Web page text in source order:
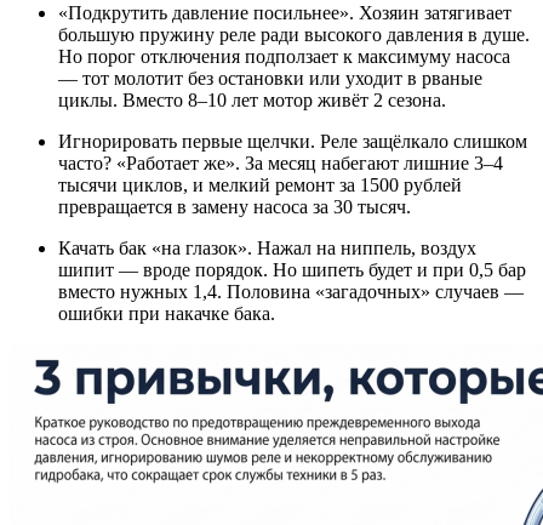
«Подкрутить давление посильнее». Хозяин затягивает
большую пружину реле ради высокого давления в душе.
Но порог отключения подползает к максимуму насоса
— тот молотит без остановки или уходит в рваные
циклы. Вместо 8–10 лет мотор живёт 2 сезона.
Игнорировать первые щелчки. Реле защёлкало слишком
часто? «Работает же». За месяц набегают лишние 3–4
тысячи циклов, и мелкий ремонт за 1500 рублей
превращается в замену насоса за 30 тысяч.
Качать бак «на глазок». Нажал на ниппель, воздух
шипит — вроде порядок. Но шипеть будет и при 0,5 бар
вместо нужных 1,4. Половина «загадочных» случаев —
ошибки при накачке бака.